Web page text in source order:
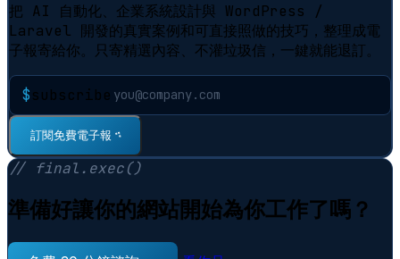
把 AI 自動化、企業系統設計與 WordPress /
Laravel 開發的真實案例和可直接照做的技巧，整理成電
子報寄給你。只寄精選內容、不灌垃圾信，一鍵就能退訂。
$subscribe
訂閱免費電子報⠋
// final.exec()
準備好讓你的網站開始為你工作了嗎？